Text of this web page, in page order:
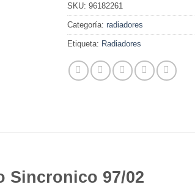
SKU: 96182261
Categoría: radiadores
Etiqueta: Radiadores
Sincronico 97/02